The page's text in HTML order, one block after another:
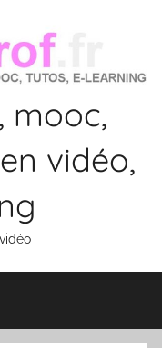
mooc,
vidéo,